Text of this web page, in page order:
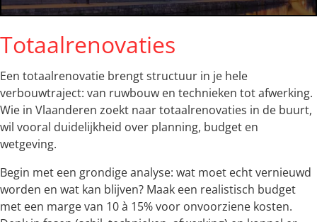
Totaalrenovaties
Een totaalrenovatie brengt structuur in je hele
verbouwtraject: van ruwbouw en technieken tot afwerking.
Wie in Vlaanderen zoekt naar totaalrenovaties in de buurt,
wil vooral duidelijkheid over planning, budget en
wetgeving.
Begin met een grondige analyse: wat moet echt vernieuwd
worden en wat kan blijven? Maak een realistisch budget
met een marge van 10 à 15% voor onvoorziene kosten.